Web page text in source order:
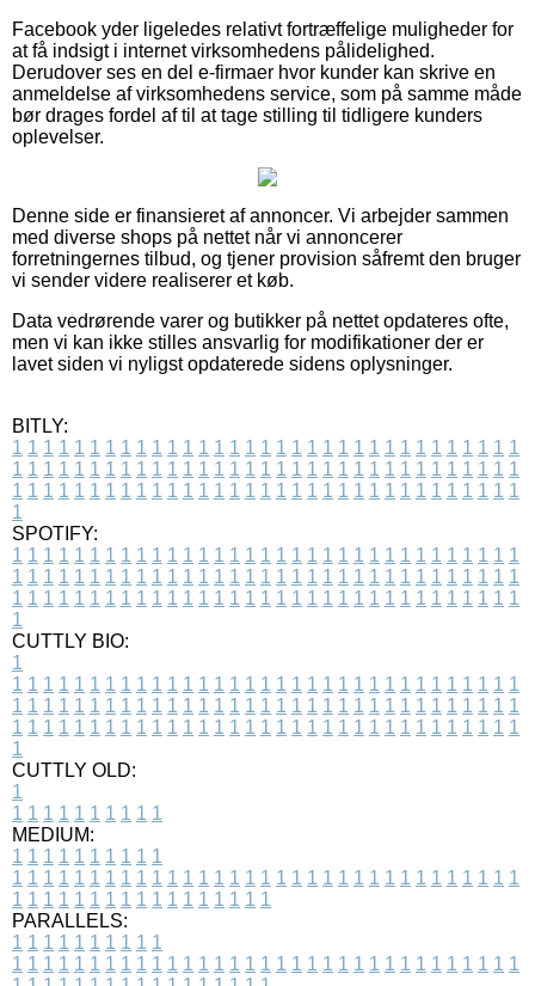
Facebook yder ligeledes relativt fortræffelige muligheder for
at få indsigt i internet virksomhedens pålidelighed.
Derudover ses en del e-firmaer hvor kunder kan skrive en
anmeldelse af virksomhedens service, som på samme måde
bør drages fordel af til at tage stilling til tidligere kunders
oplevelser.
Denne side er finansieret af annoncer. Vi arbejder sammen
med diverse shops på nettet når vi annoncerer
forretningernes tilbud, og tjener provision såfremt den bruger
vi sender videre realiserer et køb.
Data vedrørende varer og butikker på nettet opdateres ofte,
men vi kan ikke stilles ansvarlig for modifikationer der er
lavet siden vi nyligst opdaterede sidens oplysninger.
BITLY:
1 1 1 1 1 1 1 1 1 1 1 1 1 1 1 1 1 1 1 1 1 1 1 1 1 1 1 1 1 1 1 1 1
1 1 1 1 1 1 1 1 1 1 1 1 1 1 1 1 1 1 1 1 1 1 1 1 1 1 1 1 1 1 1 1 1
1 1 1 1 1 1 1 1 1 1 1 1 1 1 1 1 1 1 1 1 1 1 1 1 1 1 1 1 1 1 1 1 1
1
SPOTIFY:
1 1 1 1 1 1 1 1 1 1 1 1 1 1 1 1 1 1 1 1 1 1 1 1 1 1 1 1 1 1 1 1 1
1 1 1 1 1 1 1 1 1 1 1 1 1 1 1 1 1 1 1 1 1 1 1 1 1 1 1 1 1 1 1 1 1
1 1 1 1 1 1 1 1 1 1 1 1 1 1 1 1 1 1 1 1 1 1 1 1 1 1 1 1 1 1 1 1 1
1
CUTTLY BIO:
1
1 1 1 1 1 1 1 1 1 1 1 1 1 1 1 1 1 1 1 1 1 1 1 1 1 1 1 1 1 1 1 1 1
1 1 1 1 1 1 1 1 1 1 1 1 1 1 1 1 1 1 1 1 1 1 1 1 1 1 1 1 1 1 1 1 1
1 1 1 1 1 1 1 1 1 1 1 1 1 1 1 1 1 1 1 1 1 1 1 1 1 1 1 1 1 1 1 1 1
1
CUTTLY OLD:
1
1 1 1 1 1 1 1 1 1 1
MEDIUM:
1 1 1 1 1 1 1 1 1 1
1 1 1 1 1 1 1 1 1 1 1 1 1 1 1 1 1 1 1 1 1 1 1 1 1 1 1 1 1 1 1 1 1
1 1 1 1 1 1 1 1 1 1 1 1 1 1 1 1 1
PARALLELS:
1 1 1 1 1 1 1 1 1 1
1 1 1 1 1 1 1 1 1 1 1 1 1 1 1 1 1 1 1 1 1 1 1 1 1 1 1 1 1 1 1 1 1